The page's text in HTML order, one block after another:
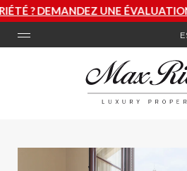
ÉVALUATION GRATUITE